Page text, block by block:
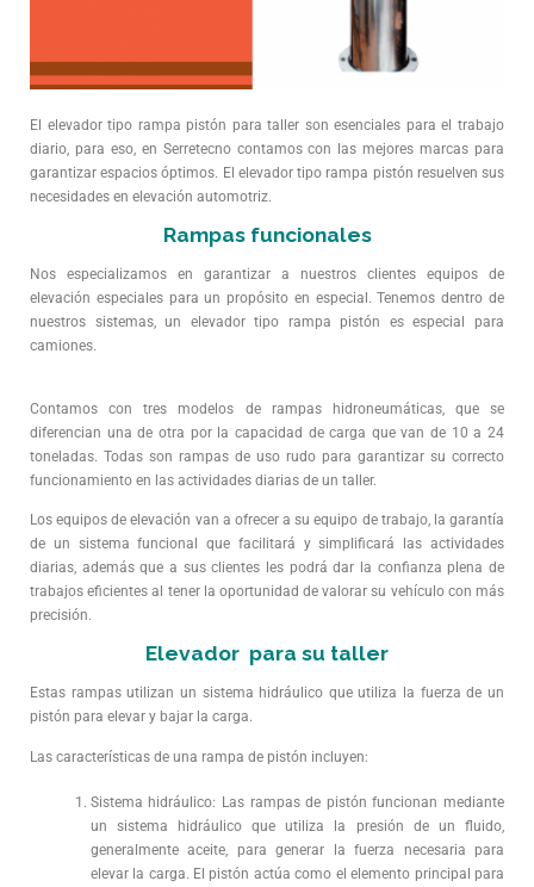
El elevador tipo rampa pistón para taller son esenciales para el trabajo
diario, para eso, en Serretecno contamos con las mejores marcas para
garantizar espacios óptimos. El elevador tipo rampa pistón resuelven sus
necesidades en elevación automotriz.
Rampas funcionales
Nos especializamos en garantizar a nuestros clientes equipos de
elevación especiales para un propósito en especial. Tenemos dentro de
nuestros sistemas, un elevador tipo rampa pistón es especial para
camiones.
Contamos con tres modelos de rampas hidroneumáticas, que se
diferencian una de otra por la capacidad de carga que van de 10 a 24
toneladas. Todas son rampas de uso rudo para garantizar su correcto
funcionamiento en las actividades diarias de un taller.
Los equipos de elevación van a ofrecer a su equipo de trabajo, la garantía
de un sistema funcional que facilitará y simplificará las actividades
diarias, además que a sus clientes les podrá dar la confianza plena de
trabajos eficientes al tener la oportunidad de valorar su vehículo con más
precisión.
Elevador para su taller
Estas rampas utilizan un sistema hidráulico que utiliza la fuerza de un
pistón para elevar y bajar la carga.
Las características de una rampa de pistón incluyen:
Sistema hidráulico: Las rampas de pistón funcionan mediante
un sistema hidráulico que utiliza la presión de un fluido,
generalmente aceite, para generar la fuerza necesaria para
elevar la carga. El pistón actúa como el elemento principal para